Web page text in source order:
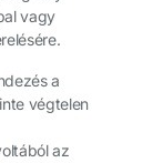
vagy
a
végtelen
az